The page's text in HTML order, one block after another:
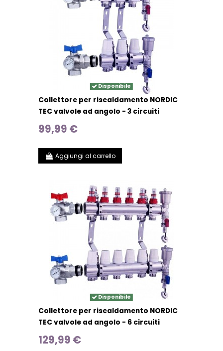
Disponibile
Collettore per riscaldamento NORDIC
TEC valvole ad angolo - 3 circuiti
99,99 €
Aggiungi al carrello
Disponibile
Collettore per riscaldamento NORDIC
TEC valvole ad angolo - 6 circuiti
129,99 €